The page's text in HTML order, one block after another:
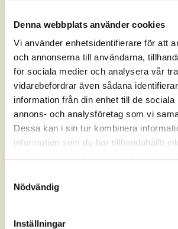
Denna webbplats använder cookies
Vi använder enhetsidentifierare för att
och annonserna till användarna,
för sociala medier och analysera vår
vidarebefordrar även sådana
information från din enhet till de sociala
annons- och analysföretag som vi
Dessa kan i sin tur kombinera
information som du har tillhandahållit
Nödvändig
Inställningar
FAQ om eng
Her har vi samlet almindelige spørgsmål